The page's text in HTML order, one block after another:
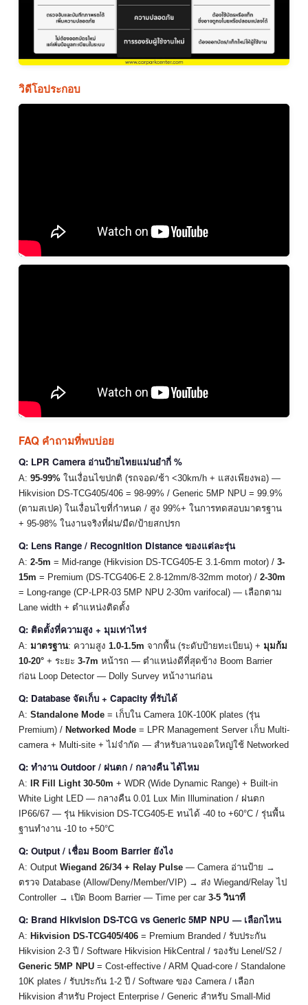
วิดีโอประกอบ
FAQ คำถามที่พบบ่อย
Q: LPR Camera อ่านป้ายไทยแม่นยำกี่ %
A: 95-99% ในเงื่อนไขปกติ (รถจอด/ช้า <30km/h + แสงเพียงพอ) —
Hikvision DS-TCG405/406 = 98-99% / Generic 5MP NPU = 99.9%
(ตามสเปค) ในเงื่อนไขที่กำหนด / สูง 99%+ ในการทดสอบมาตรฐาน
+ 95-98% ในงานจริงที่ฝน/มืด/ป้ายสกปรก
Q: Lens Range / Recognition Distance ของแต่ละรุ่น
A: 2-5m = Mid-range (Hikvision DS-TCG405-E 3.1-6mm motor) / 3-
15m = Premium (DS-TCG406-E 2.8-12mm/8-32mm motor) / 2-30m
= Long-range (CP-LPR-03 5MP NPU 2-30m varifocal) — เลือกตาม
Lane width + ตำแหน่งติดตั้ง
Q: ติดตั้งที่ความสูง + มุมเท่าไหร่
A: มาตรฐาน: ความสูง 1.0-1.5m จากพื้น (ระดับป้ายทะเบียน) + มุมก้ม
10-20° + ระยะ 3-7m หน้ารถ — ตำแหน่งดีที่สุดข้าง Boom Barrier
ก่อน Loop Detector — Dolly Survey หน้างานก่อน
Q: Database จัดเก็บ + Capacity ที่รับได้
A: Standalone Mode = เก็บใน Camera 10K-100K plates (รุ่น
Premium) / Networked Mode = LPR Management Server เก็บ Multi-
camera + Multi-site + ไม่จำกัด — สำหรับลานจอดใหญ่ใช้ Networked
Q: ทำงาน Outdoor / ฝนตก / กลางคืน ได้ไหม
A: IR Fill Light 30-50m + WDR (Wide Dynamic Range) + Built-in
White Light LED — กลางคืน 0.01 Lux Min Illumination / ฝนตก
IP66/67 — รุ่น Hikvision DS-TCG405-E ทนได้ -40 to +60°C / รุ่นพื้น
ฐานทำงาน -10 to +50°C
Q: Output / เชื่อม Boom Barrier ยังไง
A: Output Wiegand 26/34 + Relay Pulse — Camera อ่านป้าย →
ตรวจ Database (Allow/Deny/Member/VIP) → ส่ง Wiegand/Relay ไป
Controller → เปิด Boom Barrier — Time per car 3-5 วินาที
Q: Brand Hikvision DS-TCG vs Generic 5MP NPU — เลือกไหน
A: Hikvision DS-TCG405/406 = Premium Branded / รับประกัน
Hikvision 2-3 ปี / Software Hikvision HikCentral / รองรับ Lenel/S2 /
Generic 5MP NPU = Cost-effective / ARM Quad-core / Standalone
10K plates / รับประกัน 1-2 ปี / Software ของ Camera / เลือก
Hikvision สำหรับ Project Enterprise / Generic สำหรับ Small-Mid